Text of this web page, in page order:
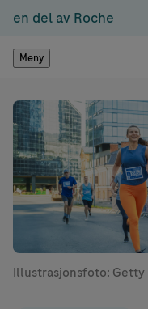
en del av Roche
Meny
Illustrasjonsfoto: Getty